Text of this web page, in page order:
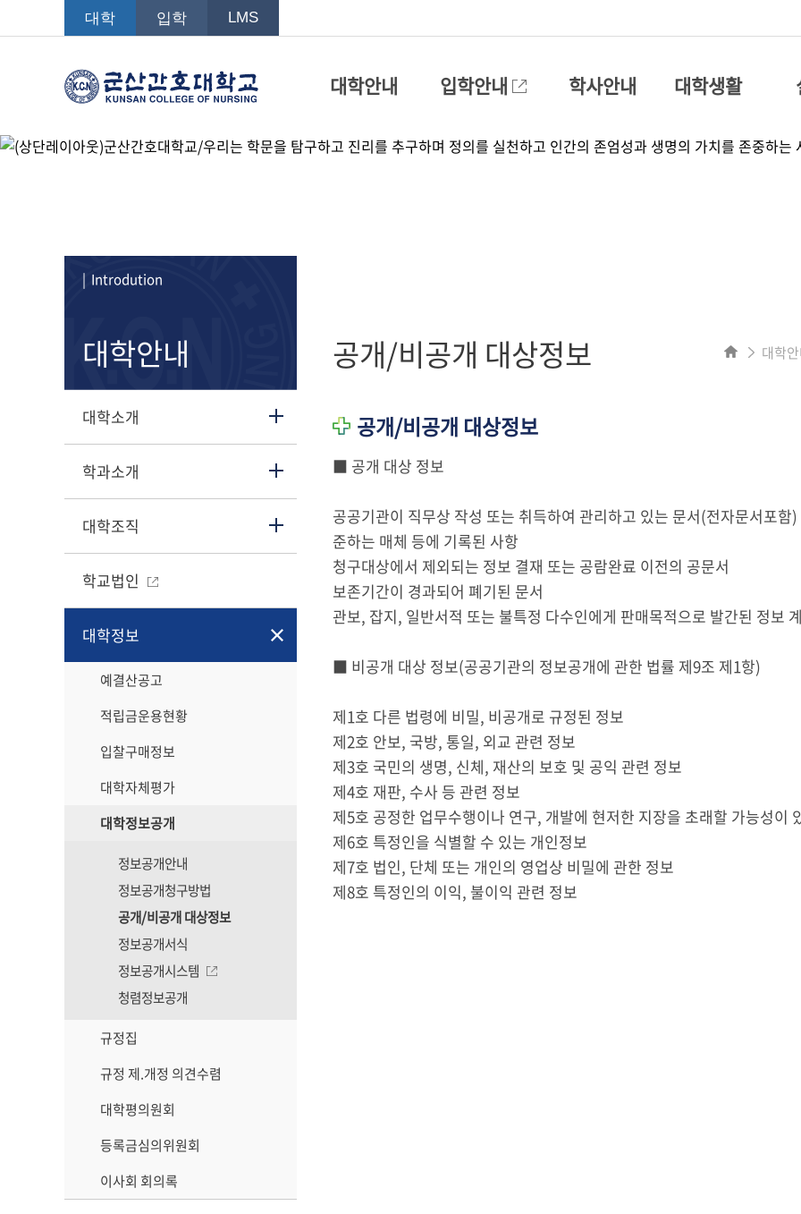
대학 입학 LMS
대학안내 입학안내 학사안내 대학생활
| Introdution
대학안내
대학소개
학과소개
대학조직
학교법인
대학정보
예결산공고
적립금운용현황
입찰구매정보
대학자체평가
대학정보공개
정보공개안내
정보공개청구방법
공개/비공개 대상정보
정보공개서식
정보공개시스템
청렴정보공개
규정집
규정 제.개정 의견수렴
대학평의원회
등록금심의위원회
이사회 회의록
공개/비공개 대상정보 대학
공개/비공개 대상정보
■ 공개 대상 정보
공공기관이 직무상 작성 또는 취득하여 관리하고 있는 문서(전자문서포
준하는 매체 등에 기록된 사항
청구대상에서 제외되는 정보 결재 또는 공람완료 이전의 공문서
보존기간이 경과되어 폐기된 문서
관보, 잡지, 일반서적 또는 불특정 다수인에게 판매목적으로 발간된 정보 계
■ 비공개 대상 정보(공공기관의 정보공개에 관한 법률 제9조 제1항)
제1호 다른 법령에 비밀, 비공개로 규정된 정보
제2호 안보, 국방, 통일, 외교 관련 정보
제3호 국민의 생명, 신체, 재산의 보호 및 공익 관련 정보
제4호 재판, 수사 등 관련 정보
제5호 공정한 업무수행이나 연구, 개발에 현저한 지장을 초래할 가능성이
제6호 특정인을 식별할 수 있는 개인정보
제7호 법인, 단체 또는 개인의 영업상 비밀에 관한 정보
제8호 특정인의 이익, 불이익 관련 정보